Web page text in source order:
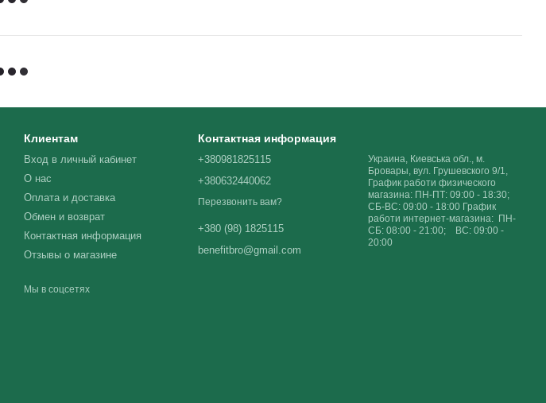
Клиентам
Вход в личный кабинет
О нас
Оплата и доставка
Обмен и возврат
Контактная информация
Отзывы о магазине
Мы в соцсетях
Контактная информация
+380981825115
+380632440062
Перезвонить вам?
+380 (98) 1825115
benefitbro@gmail.com
Украина, Киевська обл., м.
Бровары, вул. Грушевского 9/1,
График работи физического
магазина: ПН-ПТ: 09:00 - 18:30;
СБ-ВС: 09:00 - 18:00 График
работи интернет-магазина: ПН-
СБ: 08:00 - 21:00; ВС: 09:00 -
20:00